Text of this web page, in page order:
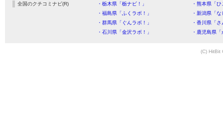
全国のクチコミナビ(R) ・栃木県「栃ナビ！」
・熊本県「
・福島県「ふくラボ！」
・新潟県「
・群馬県「ぐんラボ！」
・香川県「
・石川県「金沢ラボ！」
・鹿児島県
(C) HitBit